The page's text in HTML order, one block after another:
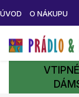
ÚVOD O NÁKUPU